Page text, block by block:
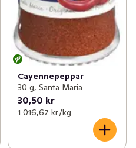
Cayennepeppar
30 g, Santa Maria
30,50 kr
1 016,67 kr /kg